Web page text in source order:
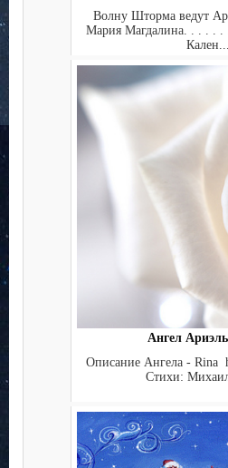
Волну Шторма ведут
Мария Магдалина. . . . . .
Кален...
Ангел
Описание Ангела - Rina
Стихи: